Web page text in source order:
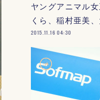
ヤングアニマル
くら、稲村亜美
2015.11.16 04:30